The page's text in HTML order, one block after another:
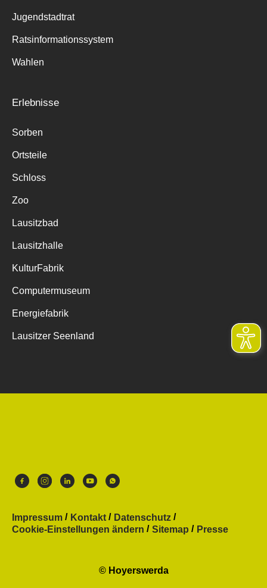
Jugendstadtrat
Ratsinformationssystem
Wahlen
Erlebnisse
Sorben
Ortsteile
Schloss
Zoo
Lausitzbad
Lausitzhalle
KulturFabrik
Computermuseum
Energiefabrik
Lausitzer Seenland
Impressum Kontakt
Datenschutz
Cookie-Einstellungen ändern
Sitemap Presse
© Hoyerswerda